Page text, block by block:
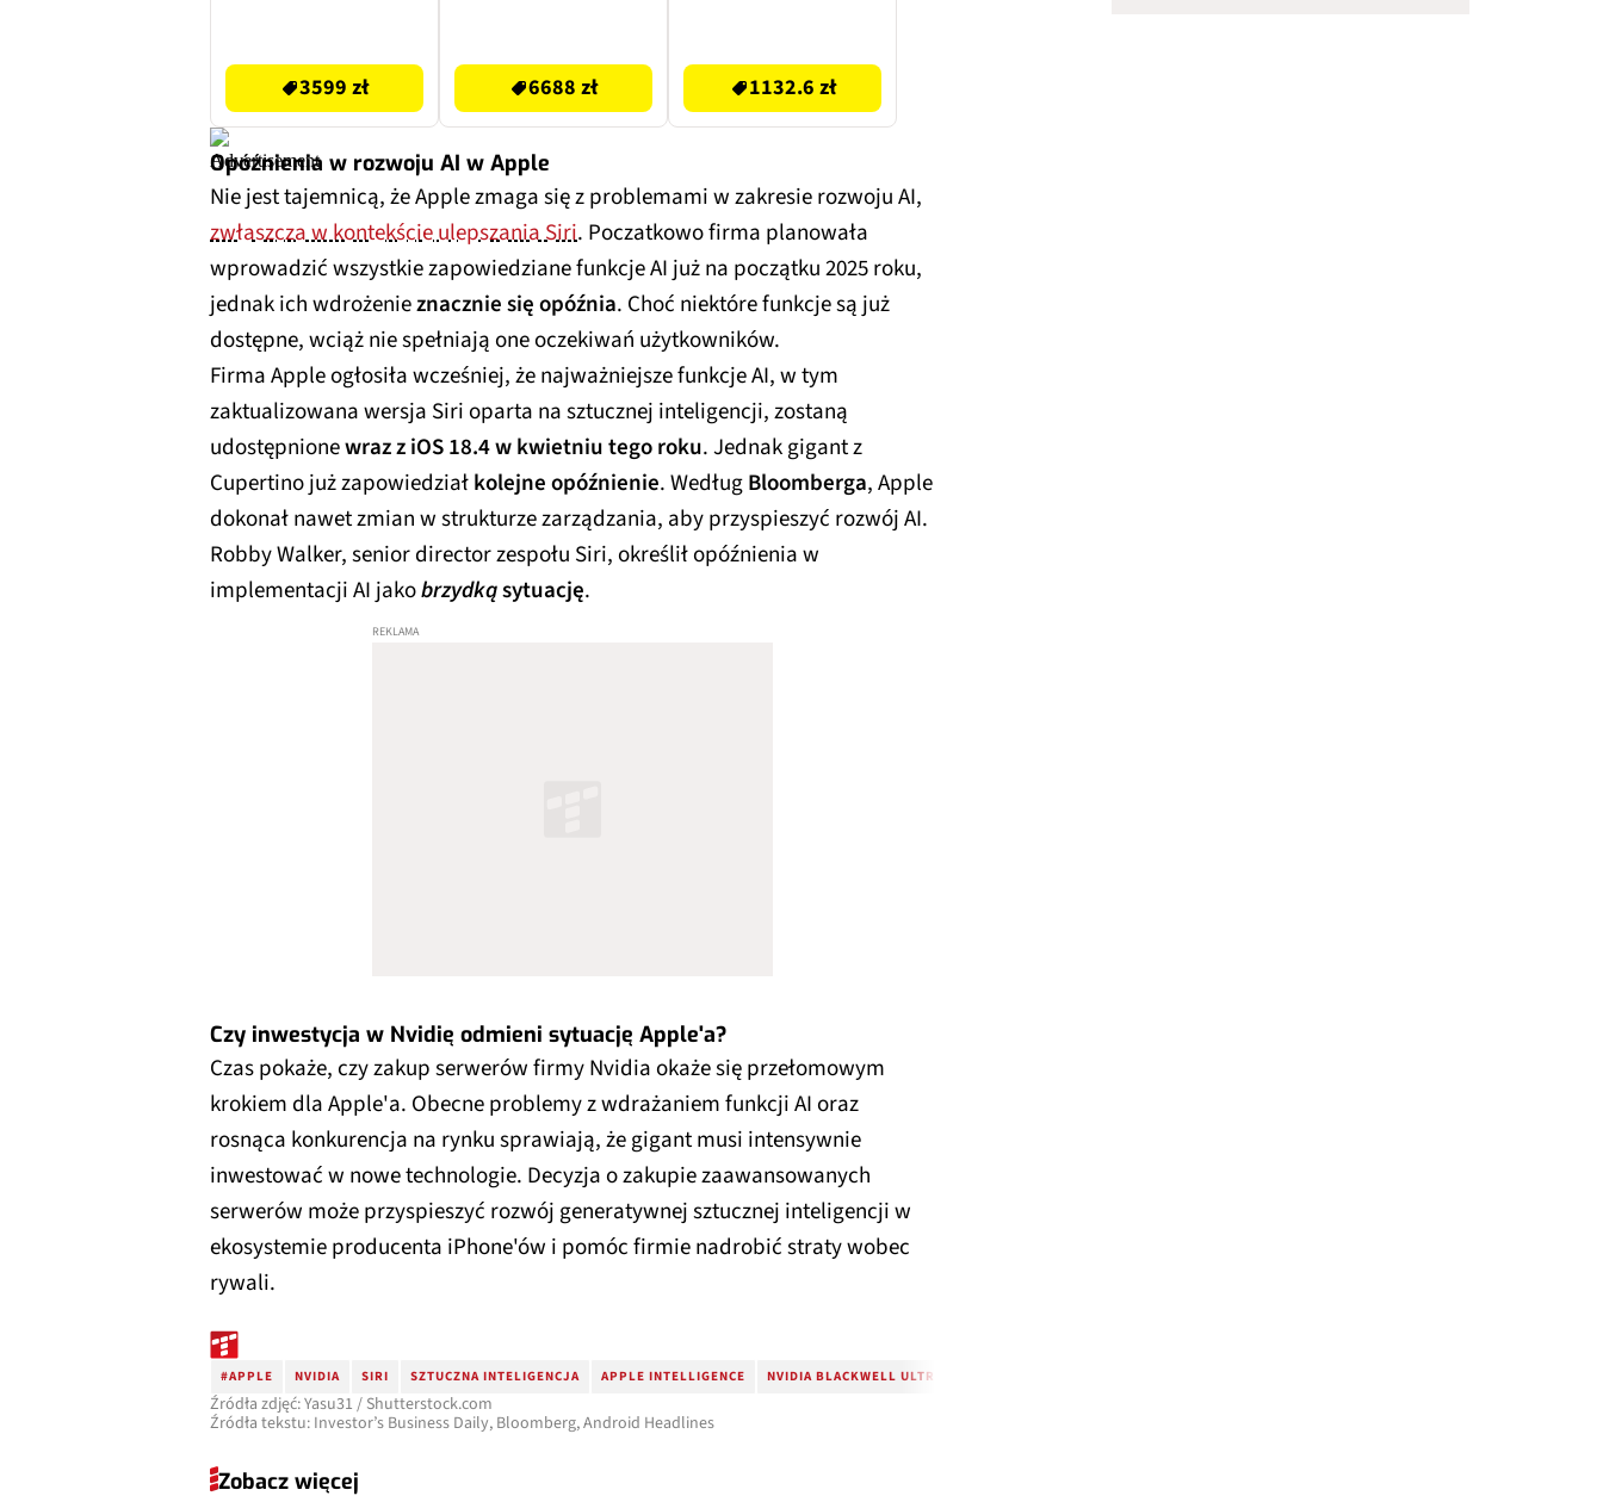
3599 zł 6688 zł 1132.6 zł
Opóźnienia w rozwoju AI w Apple
Nie jest tajemnicą, że Apple zmaga się z problemami w zakresie rozwoju AI,
zwłaszcza w kontekście ulepszania Siri. Poczatkowo firma planowała
wprowadzić wszystkie zapowiedziane funkcje AI już na początku 2025 roku,
jednak ich wdrożenieznacznie się opóźnia. Choć niektóre funkcje są już
dostępne, wciąż nie spełniają one oczekiwań użytkowników.
Firma Apple ogłosiła wcześniej, że najważniejsze funkcje AI, w tym
zaktualizowana wersja Siri oparta na sztucznej inteligencji, zostaną
udostępnionewraz z iOS 18.4 w kwietniu tego roku. Jednak gigant z
Cupertino już zapowiedziałkolejne opóźnienie. WedługBloomberga, Apple
dokonał nawet zmian w strukturze zarządzania, aby przyspieszyć rozwój AI.
Robby Walker, senior director zespołu Siri, określił opóźnienia w
implementacji AI jakobrzydkąsytuację.
Czy inwestycja w Nvidię odmieni sytuację Apple'a?
Czas pokaże, czy zakup serwerów firmy Nvidia okaże się przełomowym
krokiem dla Apple'a. Obecne problemy z wdrażaniem funkcji AI oraz
rosnąca konkurencja na rynku sprawiają, że gigant musi intensywnie
inwestować w nowe technologie. Decyzja o zakupie zaawansowanych
serwerów może przyspieszyć rozwój generatywnej sztucznej inteligencji w
ekosystemie producenta iPhone'ów i pomóc firmie nadrobić straty wobec
rywali.
#APPLE NVIDIA SIRI SZTUCZNA INTELIGENCJA APPLE INTELLIGENCE NVIDIA BLACKWELL ULTRA
Źródła zdjęć: Yasu31 / Shutterstock.com
Źródła tekstu: Investor’s Business Daily, Bloomberg, Android Headlines
Zobacz więcej